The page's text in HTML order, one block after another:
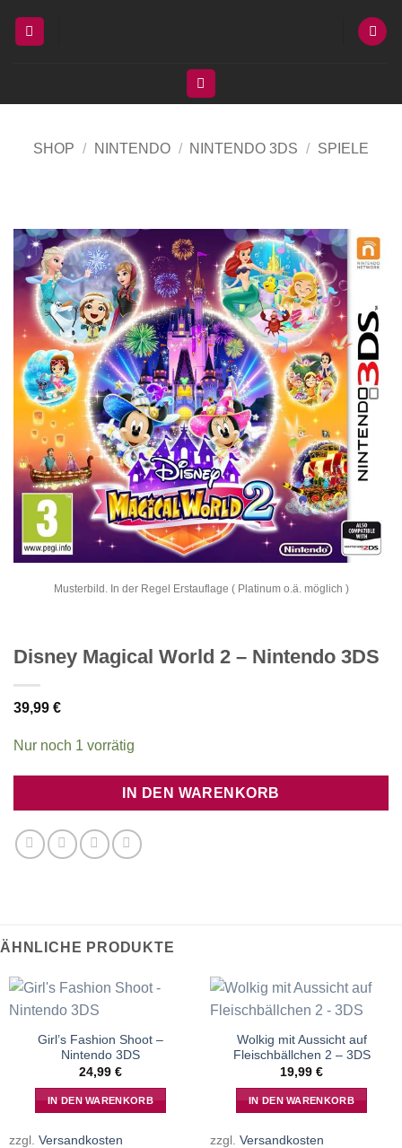
Inhalt
SHOP / NINTENDO / NINTENDO 3DS / SPIELE
Musterbild. In der Regel Erstauflage ( Platinum o.ä. möglich )
Disney Magical World 2 – Nintendo 3DS
39,99 €
Nur noch 1 vorrätig
IN DEN WARENKORB
ÄHNLICHE PRODUKTE
Girl’s Fashion Shoot –
Nintendo 3DS
24,99 €
IN DEN WARENKORB
zzgl. Versandkosten
Wolkig mit Aussicht auf
Fleischbällchen 2 – 3DS
19,99 €
IN DEN WARENKORB
zzgl. Versandkosten